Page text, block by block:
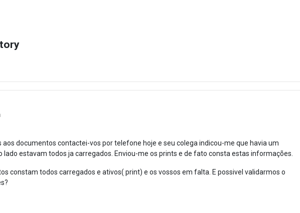
documentos contactei-vos por telefone hoje e seu colega indicou-me que havia um
estavam todos ja carregados. Enviou-me os prints e de fato consta estas informações.
constam todos carregados e ativos( print) e os vossos em falta. E possivel validarmos o